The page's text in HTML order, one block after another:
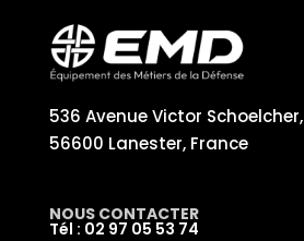
536 Avenue Victor Schoelcher,
56600 Lanester, France
NOUS CONTACTER
Tél : 02 97 05 53 74